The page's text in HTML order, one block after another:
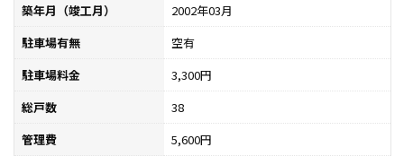
築年月（竣工月）
2002年03月
駐車場有無
空有
駐車場料金
3,300円
総戸数
38
管理費
5,600円